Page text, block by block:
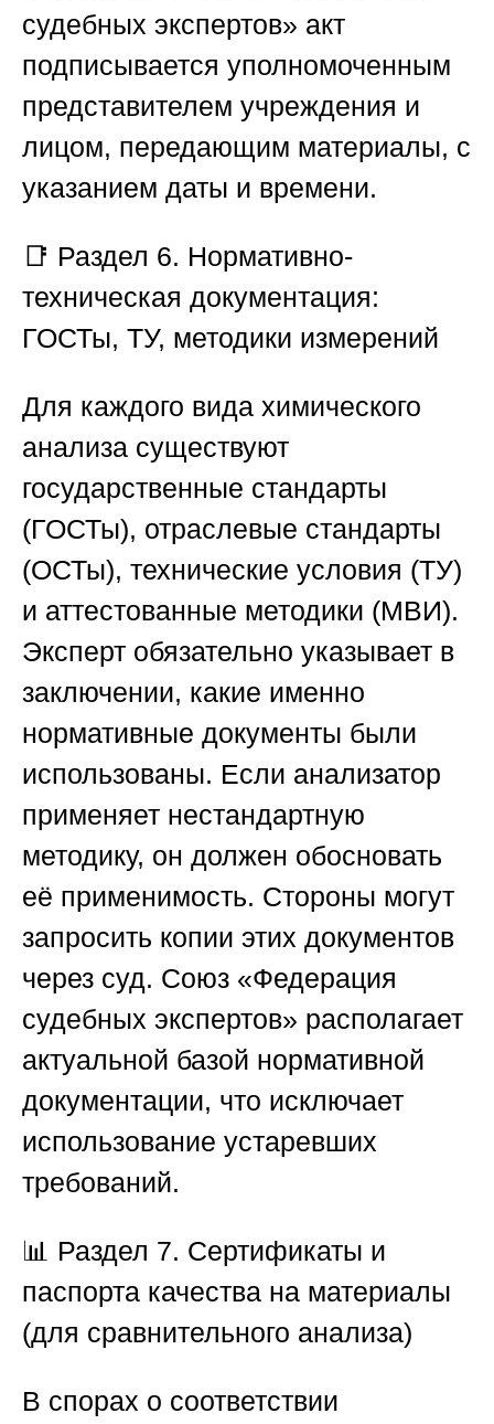
судебных экспертов» акт
подписывается уполномоченным
представителем учреждения и
лицом, передающим материалы, с
указанием даты и времени.
📑 Раздел 6. Нормативно-
техническая документация:
ГОСТы, ТУ, методики измерений
Для каждого вида химического
анализа существуют
государственные стандарты
(ГОСТы), отраслевые стандарты
(ОСТы), технические условия (ТУ)
и аттестованные методики (МВИ).
Эксперт обязательно указывает в
заключении, какие именно
нормативные документы были
использованы. Если анализатор
применяет нестандартную
методику, он должен обосновать
её применимость. Стороны могут
запросить копии этих документов
через суд. Союз «Федерация
судебных экспертов» располагает
актуальной базой нормативной
документации, что исключает
использование устаревших
требований.
📊 Раздел 7. Сертификаты и
паспорта качества на материалы
(для сравнительного анализа)
В спорах о соответствии